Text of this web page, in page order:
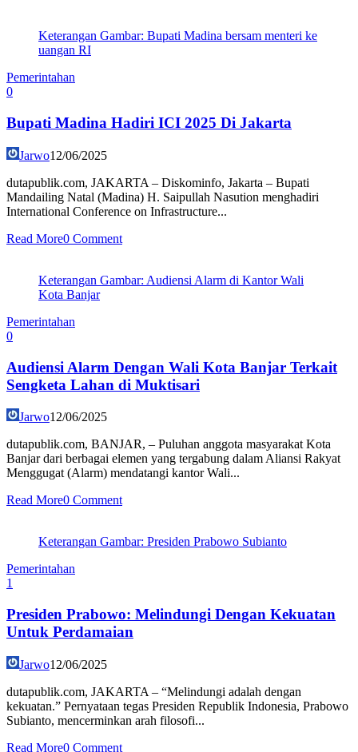
Keterangan Gambar: Bupati Madina bersam menteri ke
uangan RI
Pemerintahan
0
Bupati Madina Hadiri ICI 2025 Di Jakarta
Jarwo12/06/2025
dutapublik.com, JAKARTA – Diskominfo, Jakarta – Bupati
Mandailing Natal (Madina) H. Saipullah Nasution menghadiri
International Conference on Infrastructure...
Read More0 Comment
Keterangan Gambar: Audiensi Alarm di Kantor Wali
Kota Banjar
Pemerintahan
0
Audiensi Alarm Dengan Wali Kota Banjar Terkait
Sengketa Lahan di Muktisari
Jarwo12/06/2025
dutapublik.com, BANJAR, – Puluhan anggota masyarakat Kota
Banjar dari berbagai elemen yang tergabung dalam Aliansi Rakyat
Menggugat (Alarm) mendatangi kantor Wali...
Read More0 Comment
Keterangan Gambar: Presiden Prabowo Subianto
Pemerintahan
1
Presiden Prabowo: Melindungi Dengan Kekuatan
Untuk Perdamaian
Jarwo12/06/2025
dutapublik.com, JAKARTA – “Melindungi adalah dengan
kekuatan.” Pernyataan tegas Presiden Republik Indonesia, Prabowo
Subianto, mencerminkan arah filosofi...
Read More0 Comment